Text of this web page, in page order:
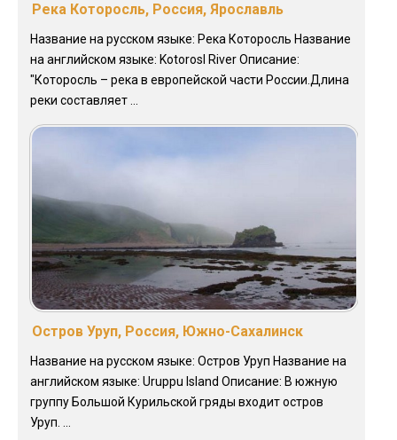
Река Которосль, Россия, Ярославль
Название на русском языке: Река Которосль Название
на английском языке: Kotorosl River Описание:
"Которосль – река в европейской части России.Длина
реки составляет ...
Остров Уруп, Россия, Южно-Сахалинск
Название на русском языке: Остров Уруп Название на
английском языке: Uruppu Island Описание: В южную
группу Большой Курильской гряды входит остров
Уруп. ...